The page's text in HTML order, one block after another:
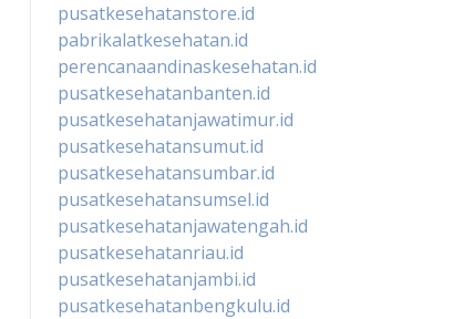
pusatkesehatanstore.id
pabrikalatkesehatan.id
perencanaandinaskesehatan.id
pusatkesehatanbanten.id
pusatkesehatanjawatimur.id
pusatkesehatansumut.id
pusatkesehatansumbar.id
pusatkesehatansumsel.id
pusatkesehatanjawatengah.id
pusatkesehatanriau.id
pusatkesehatanjambi.id
pusatkesehatanbengkulu.id